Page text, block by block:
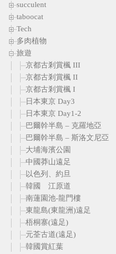
succulent
taboocat
Tech
多肉植物
旅遊
京都古剎賞楓 III
京都古剎賞楓 II
京都古剎賞楓 I
日本東京 Day3
日本東京 Day1-2
巴爾幹半島 – 克羅地亞
巴爾幹半島 – 斯洛文尼亞
大埔海濱公園
中國莽山遠足
以色列、約旦
韓國 江原道
南蓮園池-龍門樓
東龍島(東龍洲)遠足
梧桐寨(遠足)
元荃古道(遠足)
韓國賞紅葉